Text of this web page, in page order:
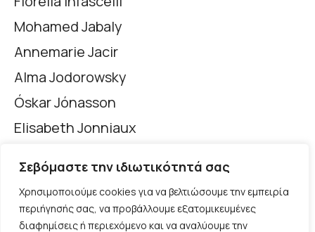
Σεβόμαστε την ιδιωτικότητά σας
Χρησιμοποιούμε cookies για να βελτιώσουμε την εμπειρία
περιήγησής σας, να προβάλλουμε εξατομικευμένες
διαφημίσεις ή περιεχόμενο και να αναλύουμε την
Mohamed Jabaly
Annemarie Jacir
Alma Jodorowsky
Óskar Jónasson
Elisabeth Jonniaux
Rachel Leah Jones
Þorsteinn Jónsson